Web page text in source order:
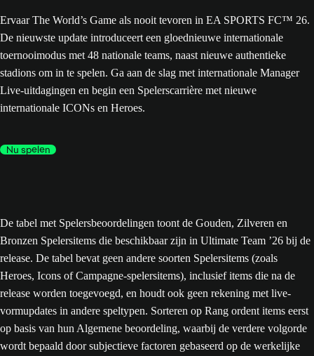
Ervaar The World’s Game als nooit tevoren in EA SPORTS FC™ 26.
De nieuwste update introduceert een gloednieuwe internationale
toernooimodus met 48 nationale teams, naast nieuwe authentieke
stadions om in te spelen. Ga aan de slag met internationale Manager
Live-uitdagingen en begin een Spelerscarrière met nieuwe
internationale ICONs en Heroes.
Nu spelen
De tabel met Spelersbeoordelingen toont de Gouden, Zilveren en
Bronzen Spelersitems die beschikbaar zijn in Ultimate Team ’26 bij de
release. De tabel bevat geen andere soorten Spelersitems (zoals
Heroes, Icons of Campagne-spelersitems), inclusief items die na de
release worden toegevoegd, en houdt ook geen rekening met live-
vormupdates in andere speltypen. Sorteren op Rang ordent items eerst
op basis van hun Algemene beoordeling, waarbij de verdere volgorde
wordt bepaald door subjectieve factoren gebaseerd op de werkelijke